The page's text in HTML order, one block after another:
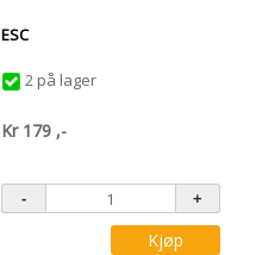
ESC
2 på lager
Kr 179 ,-
Kjøp